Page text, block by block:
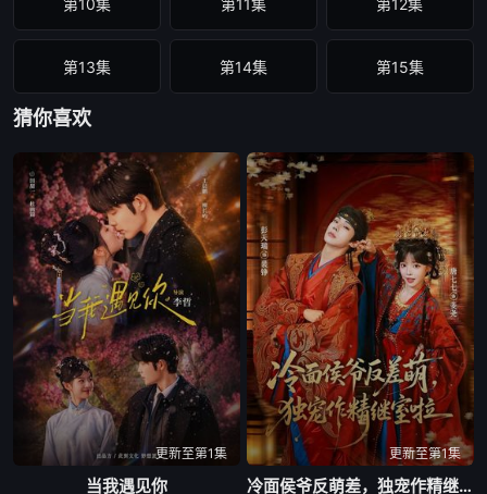
第10集 第11集 第12集
第13集 第14集 第15集
第16集
第19集 第20集 第21集
第22集 第23集 第24集
第25集 第26集
猜你喜欢
更新至第1集
当我遇见你
更新至第1集
冷面侯爷反萌差，独宠作精继室啦